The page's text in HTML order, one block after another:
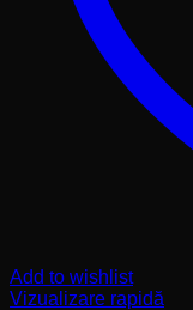
Add to wishlist
Vizualizare rapidă